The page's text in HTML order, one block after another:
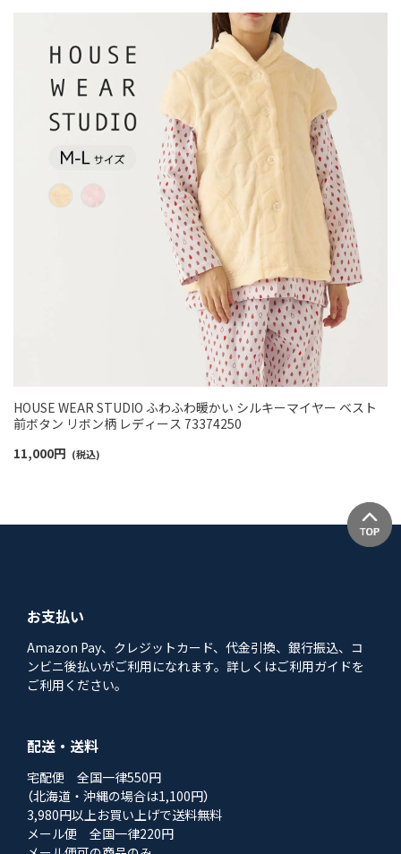
HOUSE WEAR STUDIO ふわふわ暖かい シルキーマイヤー ベスト
前ボタン リボン柄 レディース 73374250
11,000円 (税込)
お支払い
Amazon Pay、クレジットカード、代金引換、銀行振込、コ
ンビニ後払いがご利用になれます。詳しくはご利用ガイドを
ご利用ください。
配送・送料
宅配便 全国一律550円
（北海道・沖縄の場合は1,100円）
3,980円以上お買い上げで送料無料
メール便 全国一律220円